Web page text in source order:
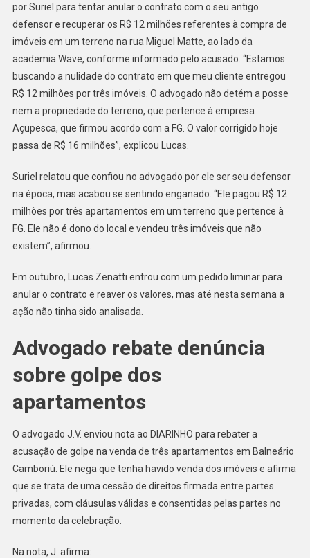
por Suriel para tentar anular o contrato com o seu antigo
defensor e recuperar os R$ 12 milhões referentes à compra de
imóveis em um terreno na rua Miguel Matte, ao lado da
academia Wave, conforme informado pelo acusado. “Estamos
buscando a nulidade do contrato em que meu cliente entregou
R$ 12 milhões por três imóveis. O advogado não detém a posse
nem a propriedade do terreno, que pertence à empresa
Açupesca, que firmou acordo com a FG. O valor corrigido hoje
passa de R$ 16 milhões”, explicou Lucas.
Suriel relatou que confiou no advogado por ele ser seu defensor
na época, mas acabou se sentindo enganado. “Ele pagou R$ 12
milhões por três apartamentos em um terreno que pertence à
FG. Ele não é dono do local e vendeu três imóveis que não
existem”, afirmou.
Em outubro, Lucas Zenatti entrou com um pedido liminar para
anular o contrato e reaver os valores, mas até nesta semana a
ação não tinha sido analisada.
Advogado rebate denúncia
sobre golpe dos
apartamentos
O advogado J.V. enviou nota ao DIARINHO para rebater a
acusação de golpe na venda de três apartamentos em Balneário
Camboriú. Ele nega que tenha havido venda dos imóveis e afirma
que se trata de uma cessão de direitos firmada entre partes
privadas, com cláusulas válidas e consentidas pelas partes no
momento da celebração.
Na nota, J. afirma: